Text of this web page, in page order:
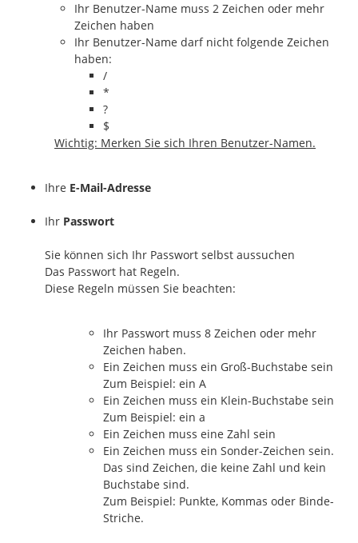
Ihr Benutzer-Name muss 2 Zeichen oder mehr
Zeichen haben
Ihr Benutzer-Name darf nicht folgende Zeichen
haben:
/
*
?
$
Wichtig: Merken Sie sich Ihren Benutzer-Namen.
Ihre E-Mail-Adresse
Ihr Passwort
Sie können sich Ihr Passwort selbst aussuchen
Das Passwort hat Regeln.
Diese Regeln müssen Sie beachten:
Ihr Passwort muss 8 Zeichen oder mehr
Zeichen haben.
Ein Zeichen muss ein Groß-Buchstabe sein
Zum Beispiel: ein A
Ein Zeichen muss ein Klein-Buchstabe sein
Zum Beispiel: ein a
Ein Zeichen muss eine Zahl sein
Ein Zeichen muss ein Sonder-Zeichen sein.
Das sind Zeichen, die keine Zahl und kein
Buchstabe sind.
Zum Beispiel: Punkte, Kommas oder Binde-
Striche.